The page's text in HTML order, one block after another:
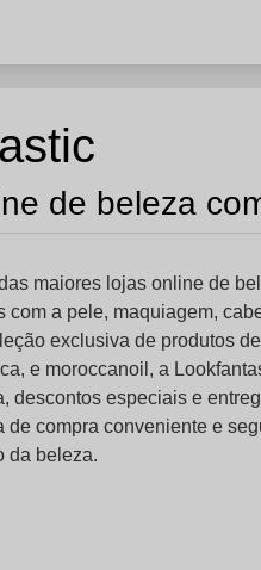
de beleza
maiores lojas online de
com a pele, maquiagem,
exclusiva de produtos
e moroccanoil, a
descontos especiais e
de compra conveniente e
da beleza.